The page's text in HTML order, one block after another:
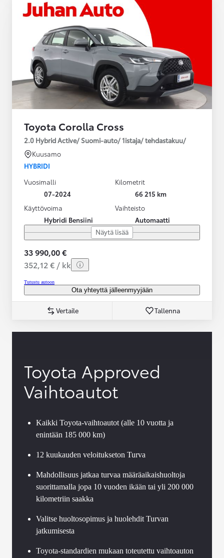
Toyota Corolla Cross
2.0 Hybrid Active/ Suomi-auto/ 1istaja/ tehdastakuu/
Kuusamo
HYBRIDI
Vuosimalli
07-2024
Kilometrit
66 215 km
Käyttövoima
Hybridi Bensiini
Vaihteisto
Automaatti
Näytä lisää
33 990,00 €
352,12 € / kk
Tutustu autoon
Ota yhteyttä jälleenmyyjään
Vertaile Tallenna
Toyota Approved
Vaihtoautot
Kaikki Toyota-vaihtoautot (alle 10 vuotta ja
enintään 185 000 km)
12 kuukauden veloitukseton Turva
Mahdollisuus jatkaa turvaa määräaikaishuoltoja
suorittamalla jopa 10 vuoden ikään tai yli 200 000
kilometriin saakka
Valitse huoltosopimus ja huolehdit Turvan
jatkumisesta
Toyota-standardien mukaan toteutettu vaihtoauton